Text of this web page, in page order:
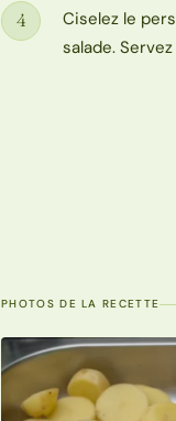
Étape
4
Ciselez le
salade.
PHOTOS DE LA RECETTE